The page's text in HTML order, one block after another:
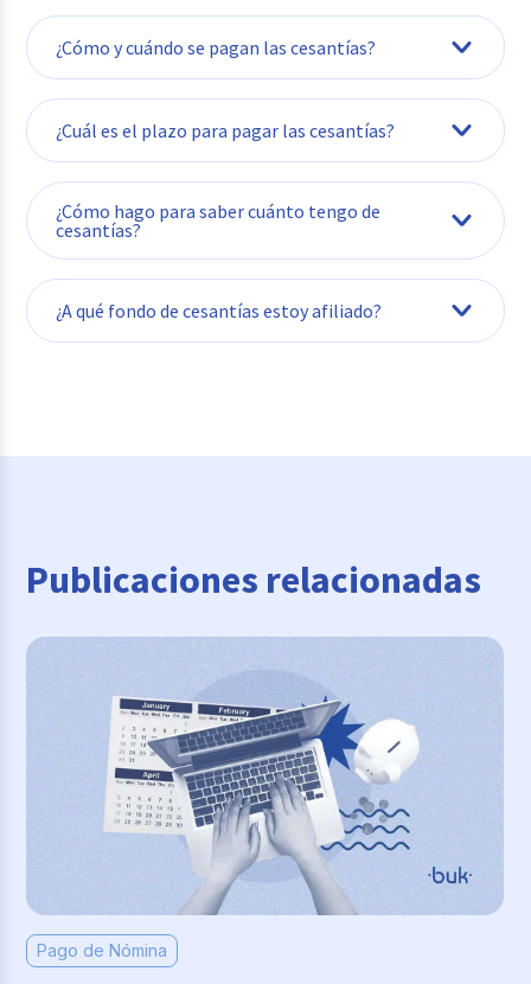
¿Cómo y cuándo se pagan las cesantías?
¿Cuál es el plazo para pagar las cesantías?
¿Cómo hago para saber cuánto tengo de
cesantías?
¿A qué fondo de cesantías estoy afiliado?
Publicaciones relacionadas
Pago de Nómina